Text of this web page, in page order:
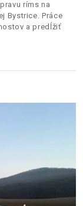
ríms na
Bystrice. Práce
a predĺžiť